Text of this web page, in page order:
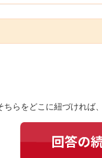
ちらをどこに紐づけれ